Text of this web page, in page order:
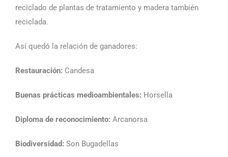
reciclado de plantas de tratamiento y madera también
reciclada.
Así quedó la relación de ganadores:
Restauración: Candesa
Buenas prácticas medioambientales: Horsella
Diploma de reconocimiento: Arcanorsa
Biodiversidad: Son Bugadellas